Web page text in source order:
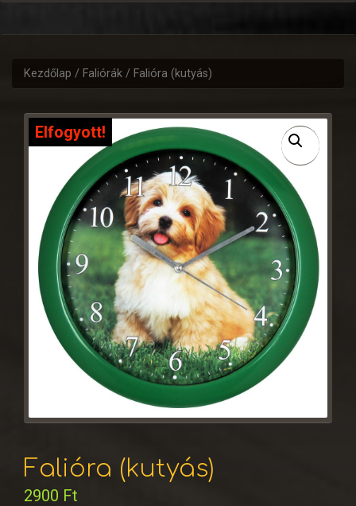
Kezdőlap / Faliórák / Falióra (kutyás)
Elfogyott!
Falióra (kutyás)
2900 Ft